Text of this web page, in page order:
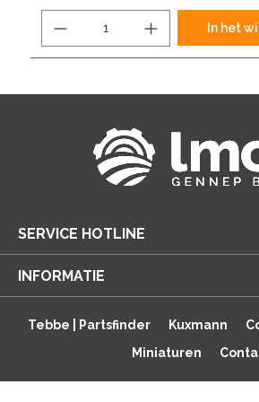
In het
SERVICE HOTLINE
INFORMATIE
Tebbe | Partsfinder Kuxmann
Miniaturen